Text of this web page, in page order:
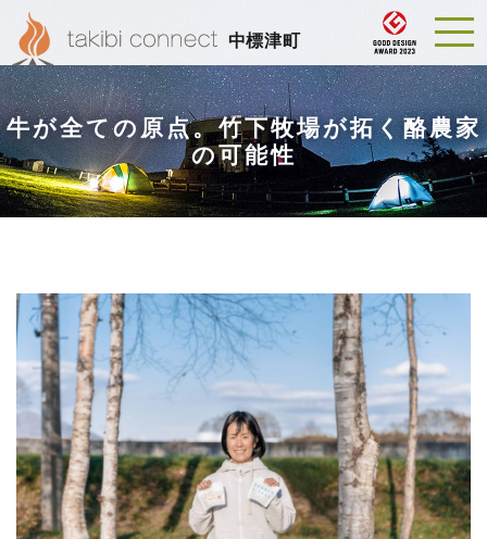
中標津町
牛が全ての原点。竹下牧場が拓く酪農家
の可能性